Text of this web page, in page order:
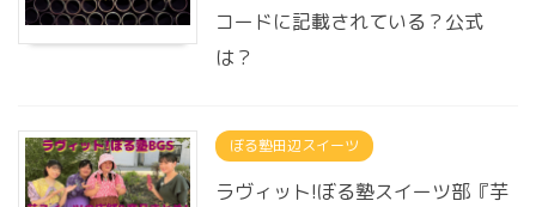
コードに記載されている？公式
は？
ぼる塾田辺スイーツ
ラヴィット!ぼる塾スイーツ部『芋